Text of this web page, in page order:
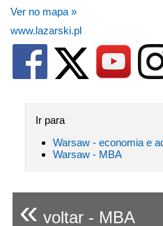
Ver no mapa »
www.lazarski.pl
Ir para
Warsaw - economia e
Warsaw - MBA
« voltar - MBA